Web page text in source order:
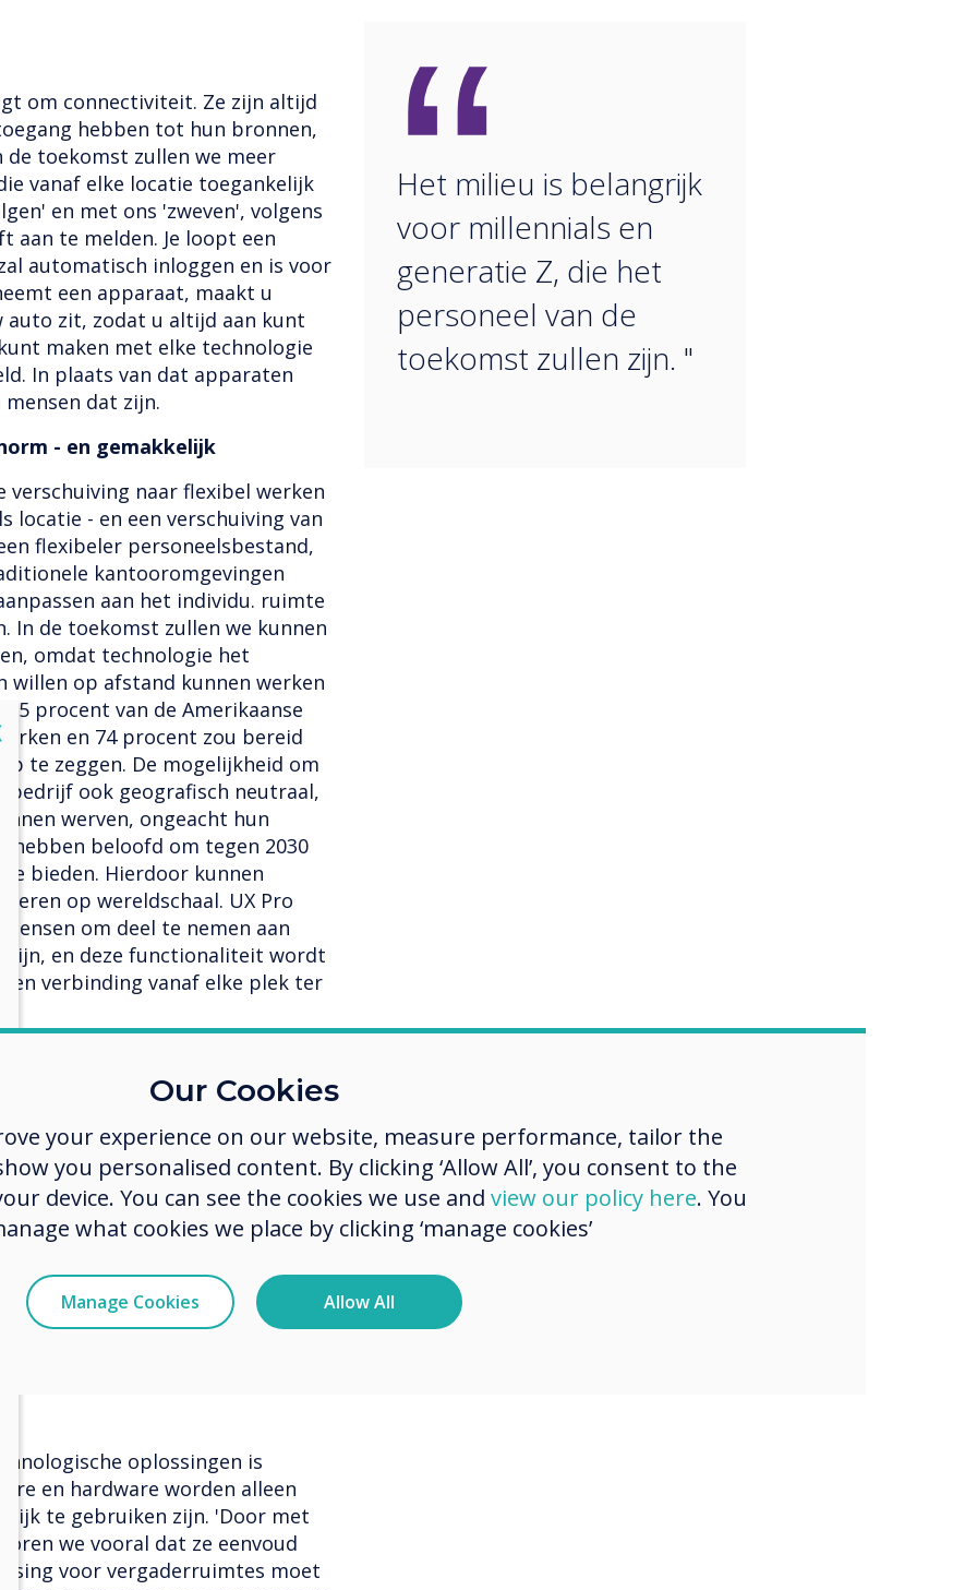
​​om connectiviteit. Ze zijn altijd
hebben tot hun bronnen,
de toekomst zullen we meer
vanaf elke locatie toegankelijk
en met ons 'zweven', volgens
aan te melden. Je loopt een
automatisch inloggen en is voor
een apparaat, maakt u
auto zit, zodat u altijd aan kunt
maken met elke technologie
In plaats van dat apparaten
dat zijn.
- en gemakkelijk
verschuiving naar flexibel werken
locatie - en een verschuiving van
flexibeler personeelsbestand,
kantooromgevingen
aan het individu. ruimte
In de toekomst zullen we kunnen
omdat technologie het
willen op afstand kunnen werken
95 procent van de Amerikaanse
en 74 procent zou bereid
te zeggen. De mogelijkheid om
bedrijf ook geografisch neutraal,
werven, ongeacht hun
hebben beloofd om tegen 2030
bieden. Hierdoor kunnen
op wereldschaal. UX Pro
om deel te nemen aan
zijn, en deze functionaliteit wordt
en verbinding vanaf elke plek ter
millennials en Gen Z, die het
zullen zijn. Omdat ze
​​te drukken of eindeloos
vanwege cloudconnectiviteit, zal
pluspunt voor hen zijn. Toegang
u ook bent, en in staat zijn om
die aan bedrijven wil
werken nu al een realiteit,
oplossingen is
en hardware worden alleen
te gebruiken zijn. 'Door met
we vooral dat ze eenvoud
voor vergaderruimtes moet
“
Het milieu is belangrijk
voor millennials en
generatie Z, die het
personeel van de
toekomst zullen zijn. "
Our Cookies
your experience on our website, measure performance, tailor the
you personalised content. By clicking ‘Allow All’, you consent to the
device. You can see the cookies we use and view our policy here. You
what cookies we place by clicking ‘manage cookies’
Manage Cookies Allow All